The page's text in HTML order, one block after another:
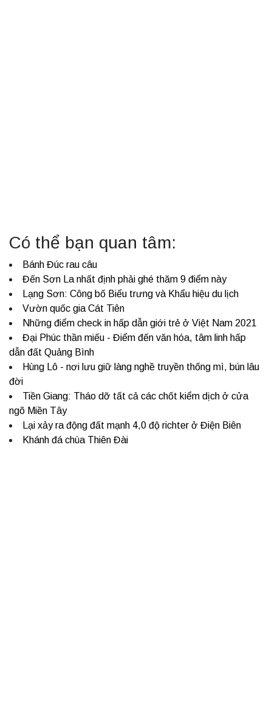
Có thể bạn quan tâm:
Bánh Đúc rau câu
Đến Sơn La nhất định phải ghé thăm 9 điểm này
Lạng Sơn: Công bố Biểu trưng và Khẩu hiệu du lịch
Vườn quốc gia Cát Tiên
Những điểm check in hấp dẫn giới trẻ ở Việt Nam 2021
Đại Phúc thần miếu - Điểm đến văn hóa, tâm linh hấp
dẫn đất Quảng Bình
Hùng Lô - nơi lưu giữ làng nghề truyền thống mì, bún lâu
đời
Tiền Giang: Tháo dỡ tất cả các chốt kiểm dịch ở cửa
ngõ Miền Tây
Lại xảy ra động đất mạnh 4,0 độ richter ở Điện Biên
Khánh đá chùa Thiên Đài